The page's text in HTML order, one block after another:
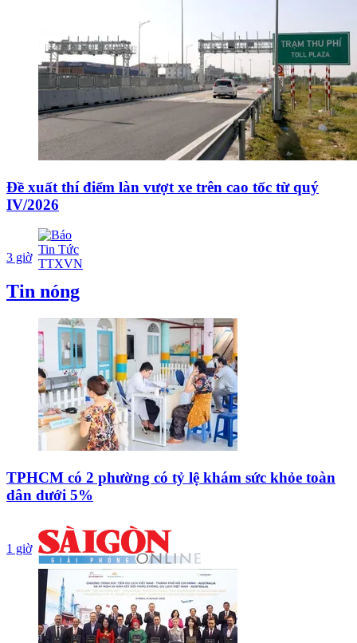
Đề xuất thí điểm làn vượt xe trên cao tốc từ quý
IV/2026
3 giờ
Tin nóng
TPHCM có 2 phường có tỷ lệ khám sức khỏe toàn
dân dưới 5%
1 giờ